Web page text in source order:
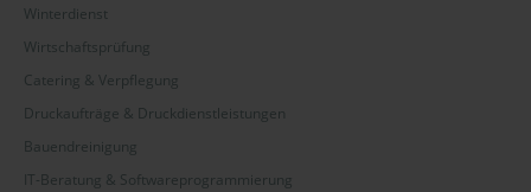
Winterdienst
Wirtschaftsprüfung
Catering & Verpflegung
Druckaufträge & Druckdienstleistungen
Bauendreinigung
IT-Beratung & Softwareprogrammierung